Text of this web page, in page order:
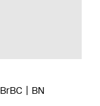
BrBC BN